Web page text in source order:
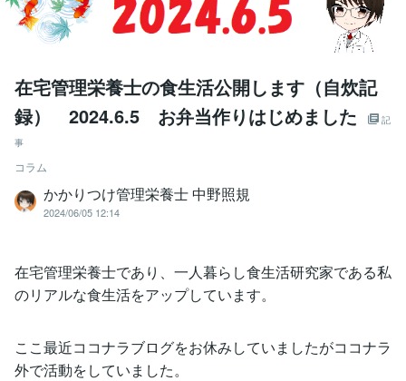
在宅管理栄養士の食生活公開します（自炊記
録） 2024.6.5 お弁当作りはじめました
記
事
コラム
かかりつけ管理栄養士 中野照規
2024/06/05 12:14
在宅管理栄養士であり、一人暮らし食生活研究家である私
のリアルな食生活をアップしています。
ここ最近ココナラブログをお休みしていましたがココナラ
外で活動をしていました。